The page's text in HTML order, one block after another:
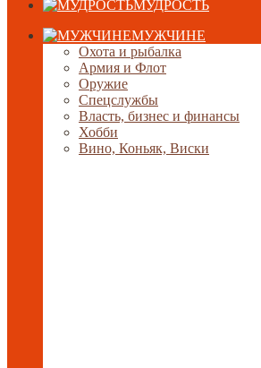
МУДРОСТЬ
МУЖЧИНЕ
Охота и рыбалка
Армия и Флот
Оружие
Спецслужбы
Власть, бизнес и финансы
Хобби
Вино, Коньяк, Виски